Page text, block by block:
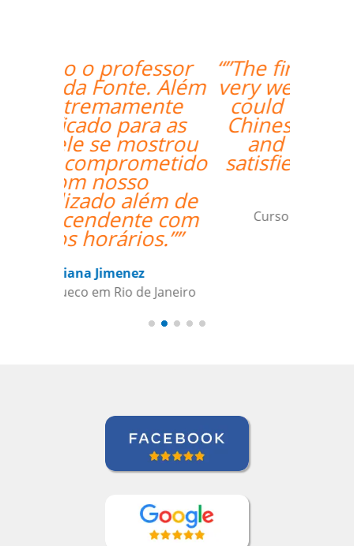
“”The first lesson went
very well! Prof. Carlos
could teach both in
Chinese and English
and we're quite
satisfied with that. ””
Ziyi Pan
Curso de em São Paulo